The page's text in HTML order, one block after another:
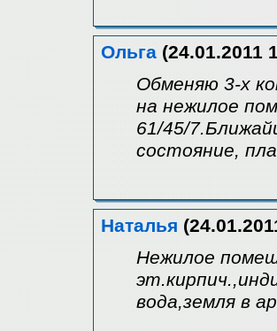
Ольга (24.01.2011
Обменяю 3-х
на нежилое
61/45/
состояние,
Наталья
Нежилое
вода,земля в